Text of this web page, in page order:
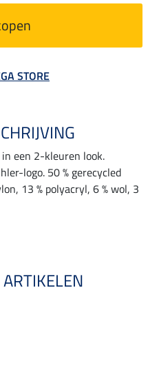
STORE
een 2-kleuren look.
logo. 50 % gerecycled
13 % polyacryl, 6 % wol, 3